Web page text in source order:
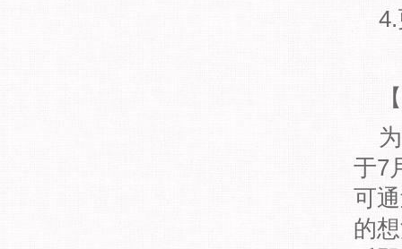
4.
【
为
于7
可
的